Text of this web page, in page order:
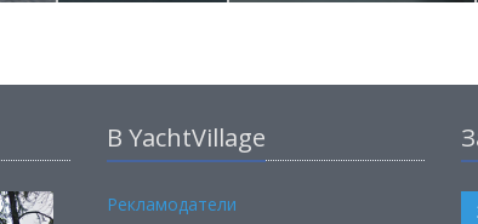
В YachtVillage
Рекламодатели